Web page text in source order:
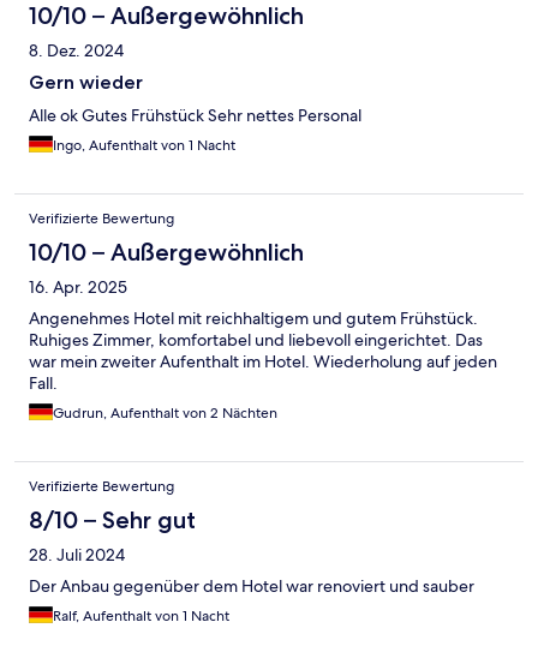
10/10 – Außergewöhnlich
8. Dez. 2024
Gern wieder
Alle ok Gutes Frühstück Sehr nettes Personal
Ingo, Aufenthalt von 1 Nacht
Verifizierte Bewertung
10/10 – Außergewöhnlich
16. Apr. 2025
Angenehmes Hotel mit reichhaltigem und gutem Frühstück.
Ruhiges Zimmer, komfortabel und liebevoll eingerichtet. Das
war mein zweiter Aufenthalt im Hotel. Wiederholung auf jeden
Fall.
Gudrun, Aufenthalt von 2 Nächten
Verifizierte Bewertung
8/10 – Sehr gut
28. Juli 2024
Der Anbau gegenüber dem Hotel war renoviert und sauber
Ralf, Aufenthalt von 1 Nacht